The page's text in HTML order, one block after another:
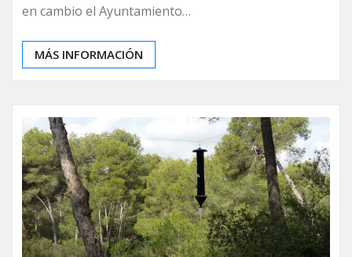
en cambio el Ayuntamiento…
MÁS INFORMACIÓN